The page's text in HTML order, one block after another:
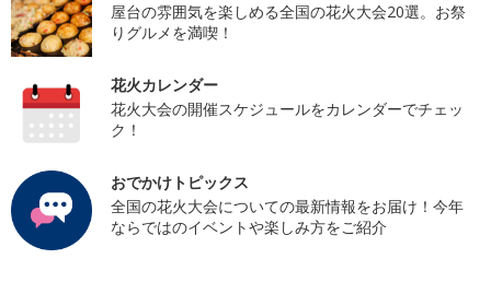
屋台の雰囲気を楽しめる全国の花火大会20選。お祭
りグルメを満喫！
花火カレンダー
花火大会の開催スケジュールをカレンダーでチェッ
ク！
おでかけトピックス
全国の花火大会についての最新情報をお届け！今年
ならではのイベントや楽しみ方をご紹介